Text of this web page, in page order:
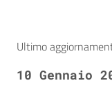
Ultimo
10 Gennaio